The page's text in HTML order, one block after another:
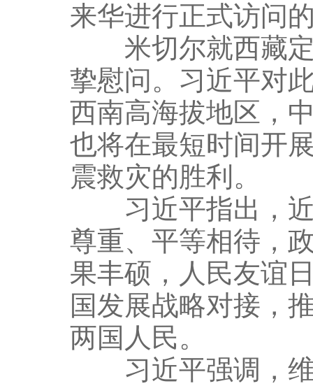
来华进行正式访问
米切尔就西藏定
挚慰问。习近平对
西南高海拔地区，
也将在最短时间开
震救灾的胜利。
习近平指出，近
尊重、平等相待，
果丰硕，人民友谊
国发展战略对接，
两国人民。
习近平强调，维